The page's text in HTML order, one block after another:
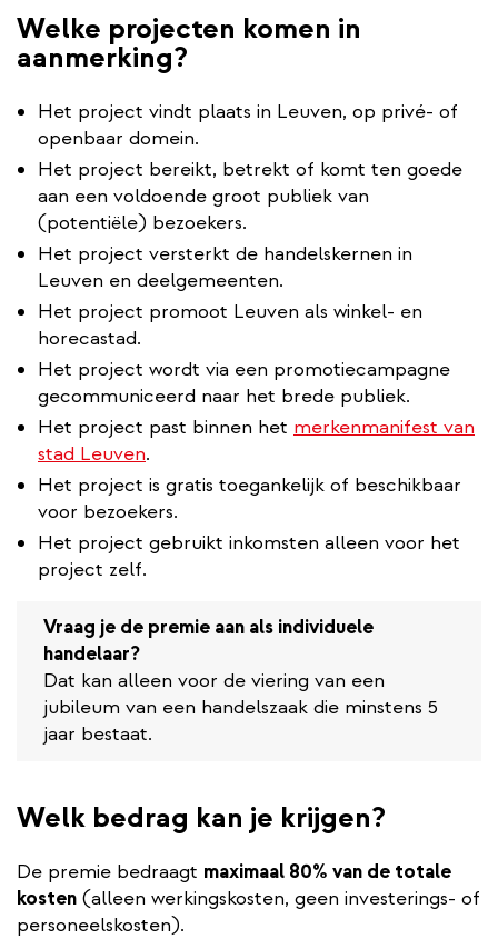
Welke projecten komen in
aanmerking?
Het project vindt plaats in Leuven, op privé- of
openbaar domein.
Het project bereikt, betrekt of komt ten goede
aan een voldoende groot publiek van
(potentiële) bezoekers.
Het project versterkt de handelskernen in
Leuven en deelgemeenten.
Het project promoot Leuven als winkel- en
horecastad.
Het project wordt via een promotiecampagne
gecommuniceerd naar het brede publiek.
Het project past binnen het merkenmanifest van
stad Leuven.
Het project is gratis toegankelijk of beschikbaar
voor bezoekers.
Het project gebruikt inkomsten alleen voor het
project zelf.
Vraag je de premie aan als individuele
handelaar?
Dat kan alleen voor de viering van een
jubileum van een handelszaak die minstens 5
jaar bestaat.
Welk bedrag kan je krijgen?
De premie bedraagt maximaal 80% van de totale
kosten (alleen werkingskosten, geen investerings- of
personeelskosten).